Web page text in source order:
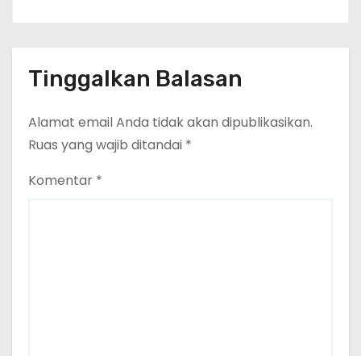
Tinggalkan Balasan
Alamat email Anda tidak akan dipublikasikan.
Ruas yang wajib ditandai *
Komentar *